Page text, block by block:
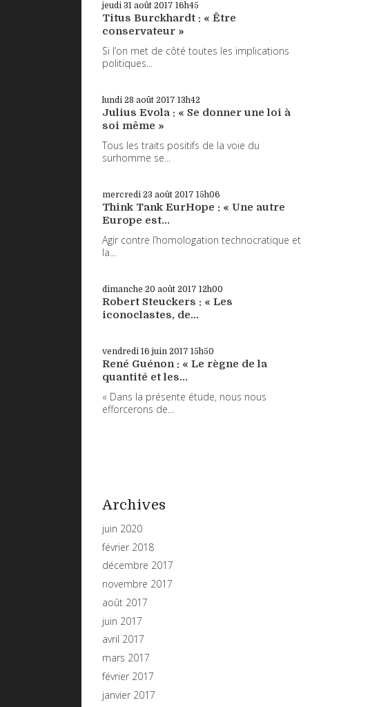
jeudi 31 août 2017 16h45
Titus Burckhardt : « Être
conservateur »
Si l’on met de côté toutes les implications
politiques...
lundi 28 août 2017 13h42
Julius Evola : « Se donner une loi à
soi même »
Tous les traits positifs de la voie du
surhomme se...
mercredi 23 août 2017 15h06
Think Tank EurHope : « Une autre
Europe est...
Agir contre l’homologation technocratique et
la...
dimanche 20 août 2017 12h00
Robert Steuckers : « Les
iconoclastes, de...
vendredi 16 juin 2017 15h50
René Guénon : « Le règne de la
quantité et les...
« Dans la présente étude, nous nous
efforcerons de...
Archives
juin 2020
février 2018
décembre 2017
novembre 2017
août 2017
juin 2017
avril 2017
mars 2017
février 2017
janvier 2017